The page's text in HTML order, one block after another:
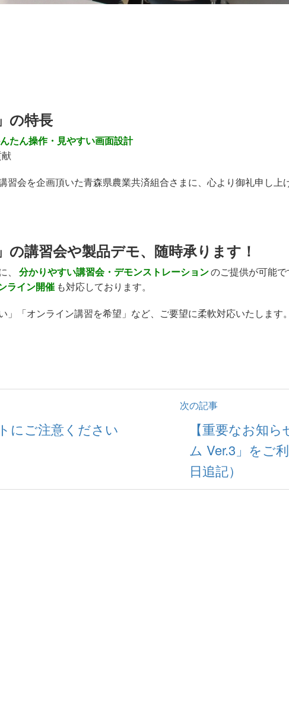
の特長
たん操作・見やすい画面設計
習会を企画頂いた青森県農業共済組合さまに、心より御礼申し上
の講習会や製品デモ、随時承ります！
分かりやすい講習会・デモンストレーションのご提供が可能
ライン開催 も対応しております。
」「オンライン講習を希望」など、ご要望に柔軟対応いたします
にご注意ください
次の記事
【重要なお知
ム Ver.3」をご
日追記）